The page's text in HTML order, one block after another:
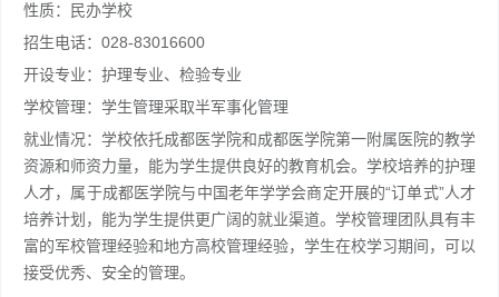
性质：民办学校
招生电话：028-83016600
开设专业：护理专业、检验专业
学校管理：学生管理采取半军事化管理
就业情况：学校依托成都医学院和成都医学院第一附属医院的教学
资源和师资力量，能为学生提供良好的教育机会。学校培养的护理
人才，属于成都医学院与中国老年学学会商定开展的“订单式”人才
培养计划，能为学生提供更广阔的就业渠道。学校管理团队具有丰
富的军校管理经验和地方高校管理经验，学生在校学习期间，可以
接受优秀、安全的管理。